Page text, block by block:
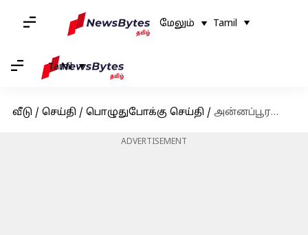
மேலும் Tamil
Tamil
வீடு / செய்தி / பொழுதுபோக்கு செய்தி / அன்னப்பூரணி பட சர்ச்சை குறித்து மனம் திறந்த நயன்தாரா
ADVERTISEMENT